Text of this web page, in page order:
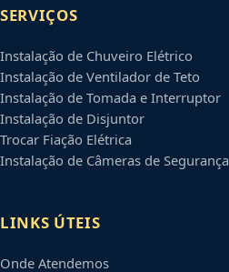
SERVIÇOS
Instalação de Chuveiro Elétrico
Instalação de Ventilador de Teto
Instalação de Tomada e Interruptor
Instalação de Disjuntor
Trocar Fiação Elétrica
Instalação de Câmeras de Segurança
LINKS ÚTEIS
Onde Atendemos